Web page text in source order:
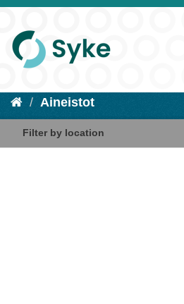
Aineistot
Filter by location